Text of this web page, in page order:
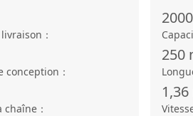
：
conception ：
chaîne ：
2000
250
1,36